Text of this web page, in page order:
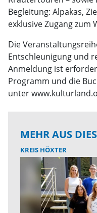
Begleitung: Alpakas,
exklusive Zugang zum
Die
Entschleunigung und
Anmeldung ist
Programm und die
unter
MEHR AUS
KREIS HÖXTER